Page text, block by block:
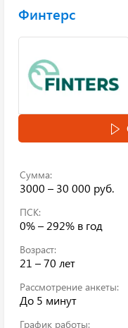
Финтерс
Сумма:
3000 – 30 000 руб.
ПСК:
0% – 292% в год
Возраст:
21 – 70 лет
Рассмотрение анкеты:
До 5 минут
График работы: